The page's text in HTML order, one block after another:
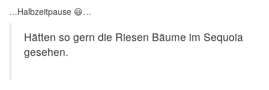
…Halbzeitpause 😃…
Hätten so gern die Riesen Bäume im Sequoia
gesehen.